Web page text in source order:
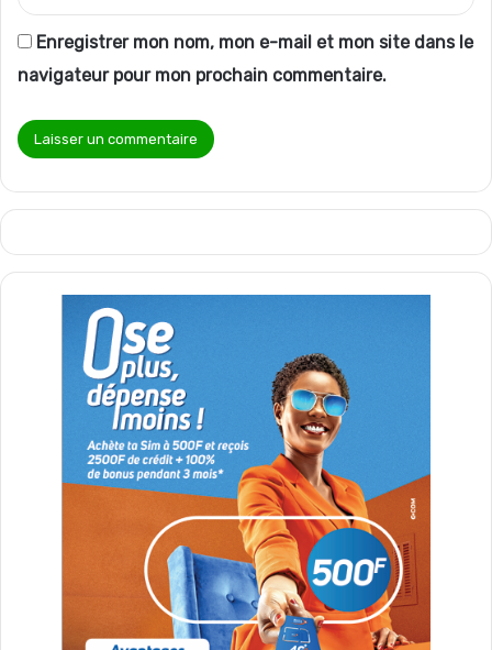
Enregistrer mon nom, mon e-mail et mon site dans le
navigateur pour mon prochain commentaire.